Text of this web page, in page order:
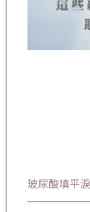
玻尿酸填平